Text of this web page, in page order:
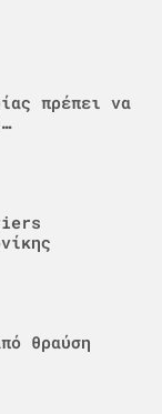
πρέπει να
θραύση